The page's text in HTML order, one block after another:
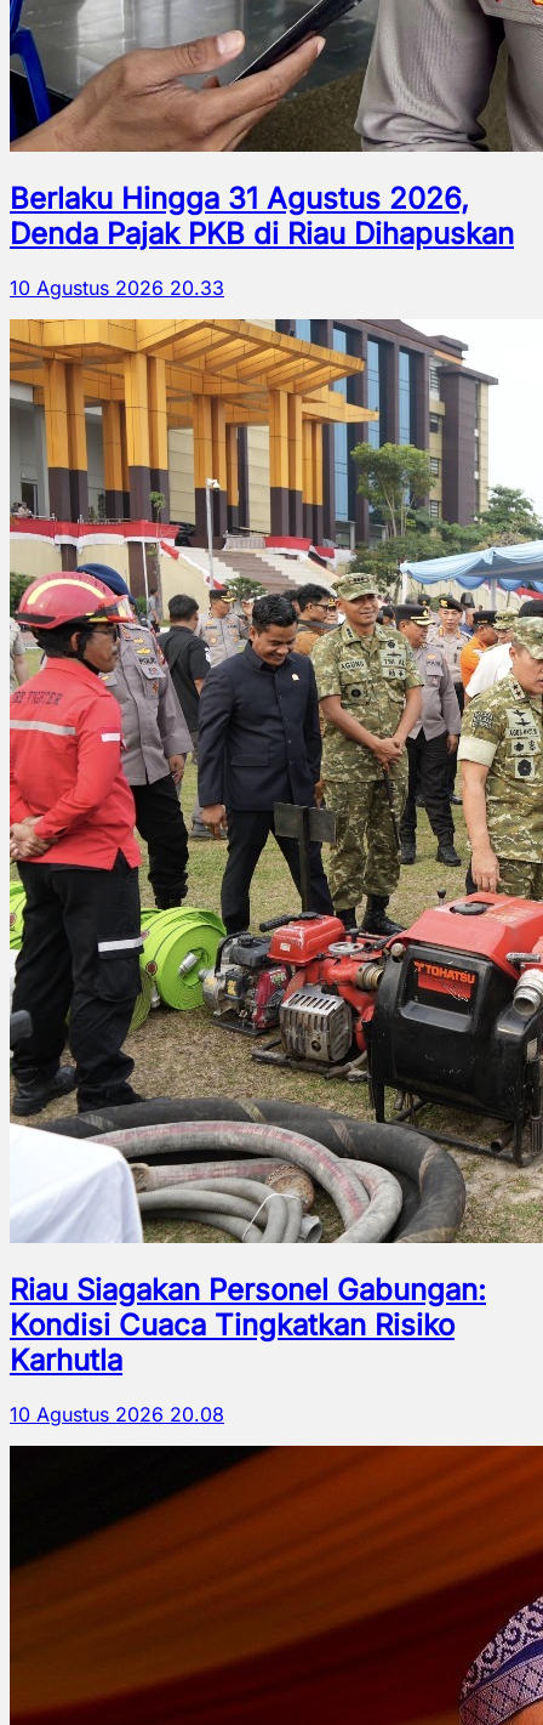
Berlaku Hingga 31 Agustus 2026,
Denda Pajak PKB di Riau Dihapuskan
10 Agustus 2026 20.33
Riau Siagakan Personel Gabungan:
Kondisi Cuaca Tingkatkan Risiko
Karhutla
10 Agustus 2026 20.08